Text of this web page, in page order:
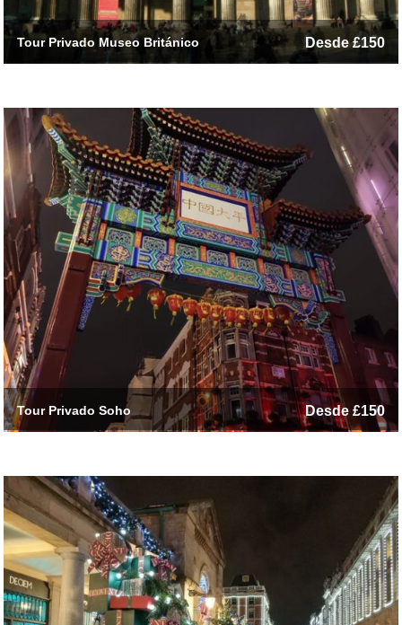
Tour Privado Museo Británico Desde £150
Tour Privado Soho Desde £150